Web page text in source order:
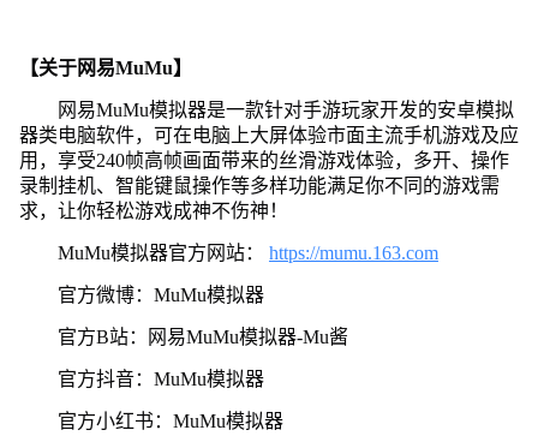
【关于网易MuMu】
网易MuMu模拟器是一款针对手游玩家开发的安卓模拟
器类电脑软件，可在电脑上大屏体验市面主流手机游戏及应
用，享受240帧高帧画面带来的丝滑游戏体验，多开、操作
录制挂机、智能键鼠操作等多样功能满足你不同的游戏需
求，让你轻松游戏成神不伤神！
MuMu模拟器官方网站： https://mumu.163.com
官方微博：MuMu模拟器
官方B站：网易MuMu模拟器-Mu酱
官方抖音：MuMu模拟器
官方小红书：MuMu模拟器